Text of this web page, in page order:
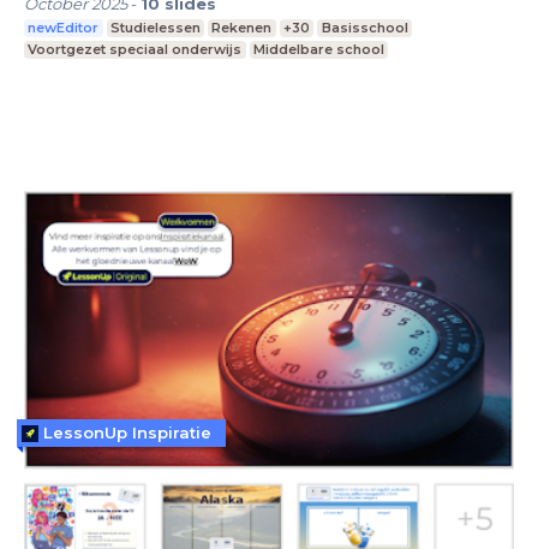
October 2025- 10 slides
newEditor Studielessen Rekenen +30
Basisschool
Voortgezet speciaal onderwijs
Middelbare school
LessonUp Inspiratie